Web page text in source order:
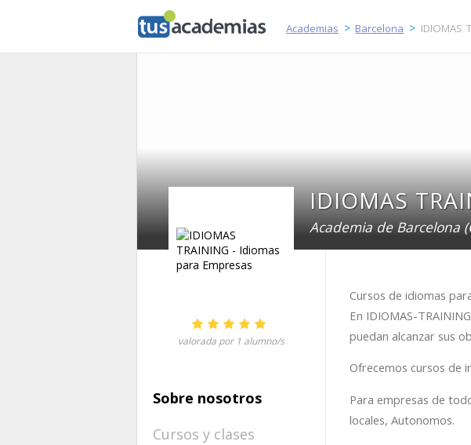
tusacademias
Academias > Barcelona > IDIOMAS
Academia de Barcelona
1
Sobre nosotros
Cursos y clases
Cursos de idiomas
En IDIOMAS-
puedan alcanzar sus
Ofrecemos cursos de
Para empresas de
locales, Autonomos.